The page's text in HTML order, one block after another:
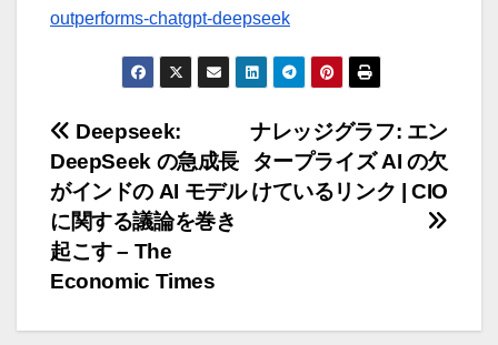
outperforms-chatgpt-deepseek
投
稿
ナ
ビ
ゲ
ナレッジグラフ: エン
タープライズ AI の欠
けているリンク | CIO
Deepseek:
DeepSeek の急成長
がインドの AI モデル
に関する議論を巻き
起こす – The
Economic Times